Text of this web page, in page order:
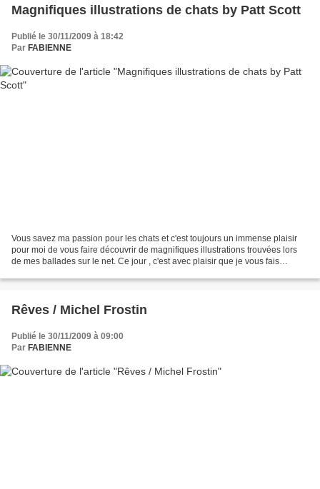
Magnifiques illustrations de chats by Patt Scott
Publié le 30/11/2009 à 18:42
Par FABIENNE
Vous savez ma passion pour les chats et c'est toujours un immense plaisir
pour moi de vous faire découvrir de magnifiques illustrations trouvées lors
de mes ballades sur le net. Ce jour , c'est avec plaisir que je vous fais
Rêves / Michel Frostin
Publié le 30/11/2009 à 09:00
Par FABIENNE